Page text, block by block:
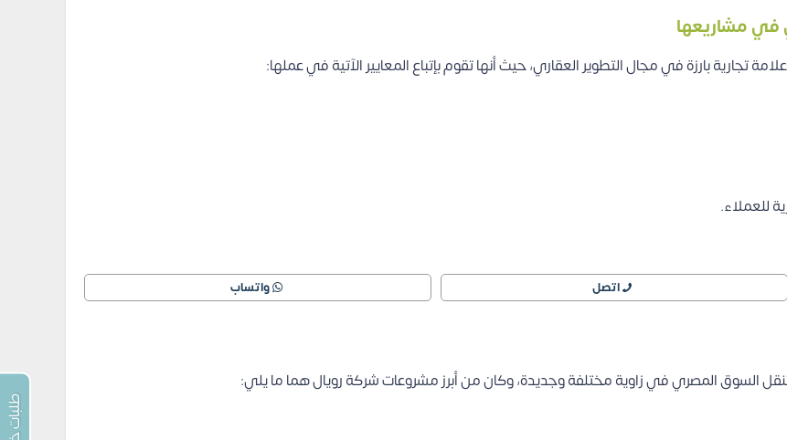
في مشاريعها
تجارية بارزة في مجال التطوير العقاري، حيث أنها تقوم بإتباع المعايير الآتية في عملها:
للعملاء.
اتصل واتساب
تنقل السوق المصري في زاوية مختلفة وجديدة، وكان من أبرز مشروعات شركة رويال هما ما يلي: